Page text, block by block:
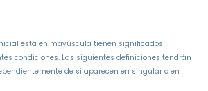
está en mayúscula tienen significados
condiciones. Las siguientes definiciones tendrán
de si aparecen en singular o en